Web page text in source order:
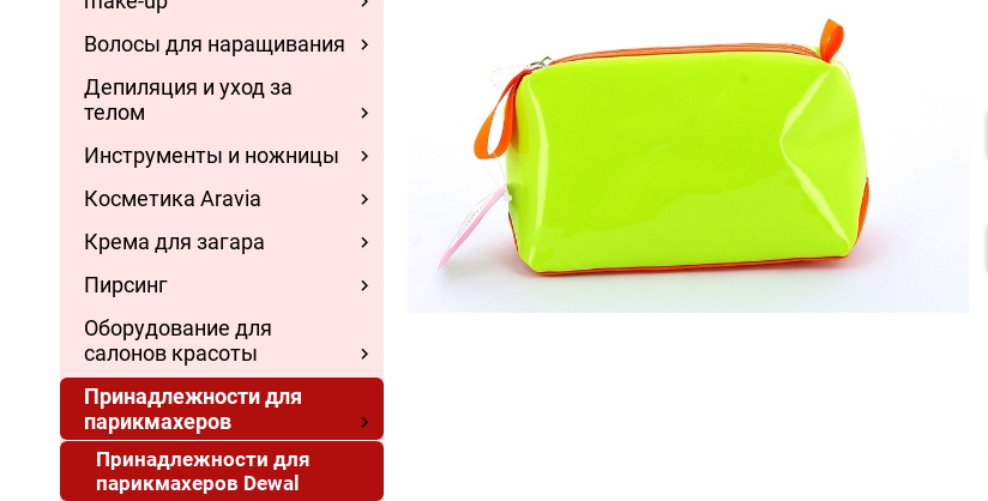
Волосы для наращивания
Депиляция и уход за
телом
Инструменты и ножницы
Косметика Aravia
Крема для загара
Пирсинг
Оборудование для
салонов красоты
Принадлежности для
парикмахеров
Принадлежности для
парикмахеров Dewal